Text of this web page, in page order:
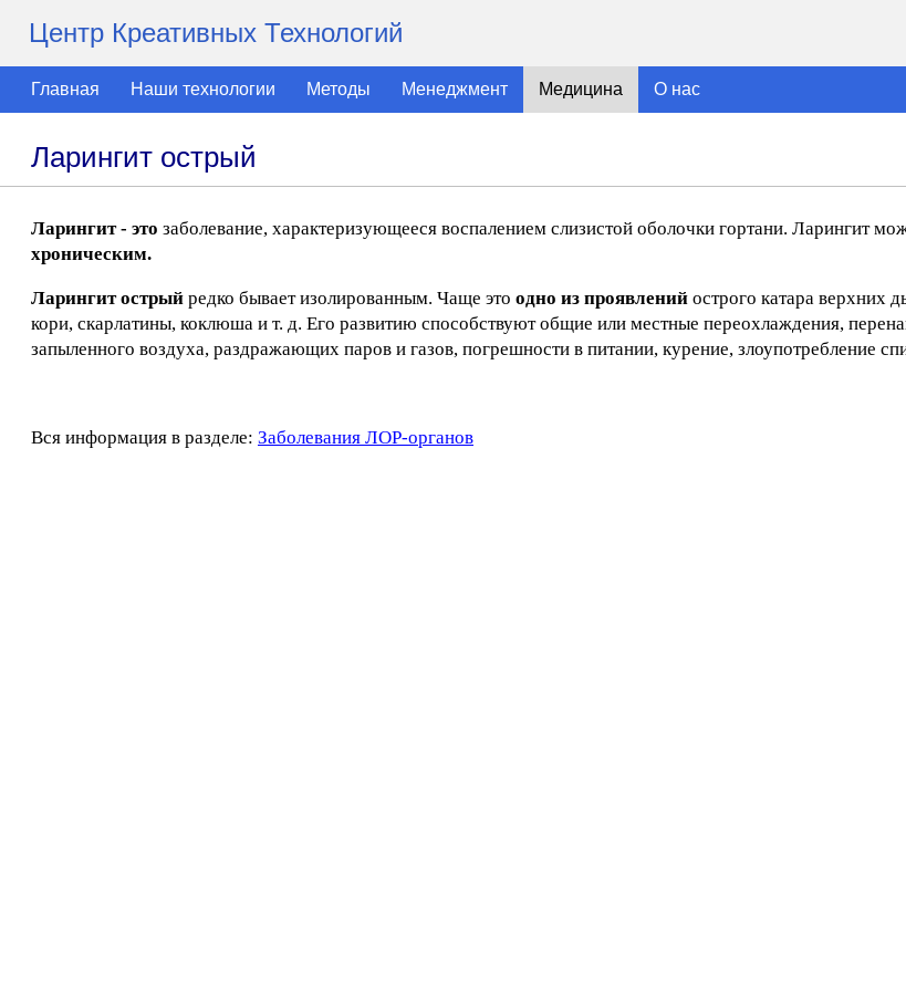
Центр Креативных Технологий
Главная Наши технологии Методы Менеджмент Медицина О нас
Ларингит острый
Ларингит - это заболевание, характеризующееся воспалением слизистой оболочки гортани. Ларингит
хроническим.
Ларингит острый редко бывает изолированным. Чаще это одно из проявлений острого катара верхних
кори, скарлатины, коклюша и т. д. Его развитию способствуют общие или местные переохлаждения,
запыленного воздуха, раздражающих паров и газов, погрешности в питании, курение, злоупотребление
Вся информация в разделе: Заболевания ЛОР-органов